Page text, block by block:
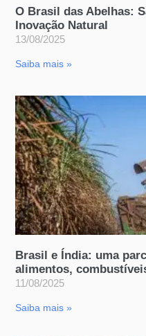
O Brasil das Abelhas:
Inovação Natural
13/08/2025
Saiba mais »
Brasil e Índia: uma
alimentos,
11/08/2025
Saiba mais »